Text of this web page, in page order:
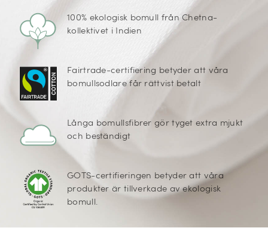
100% ekologisk bomull från Chetna-
kollektivet i Indien
Fairtrade-certifiering betyder att våra
bomullsodlare får rättvist betalt
Långa bomullsfibrer gör tyget extra mjukt
och beständigt
GOTS-certifieringen betyder att våra
produkter är tillverkade av ekologisk
bomull.